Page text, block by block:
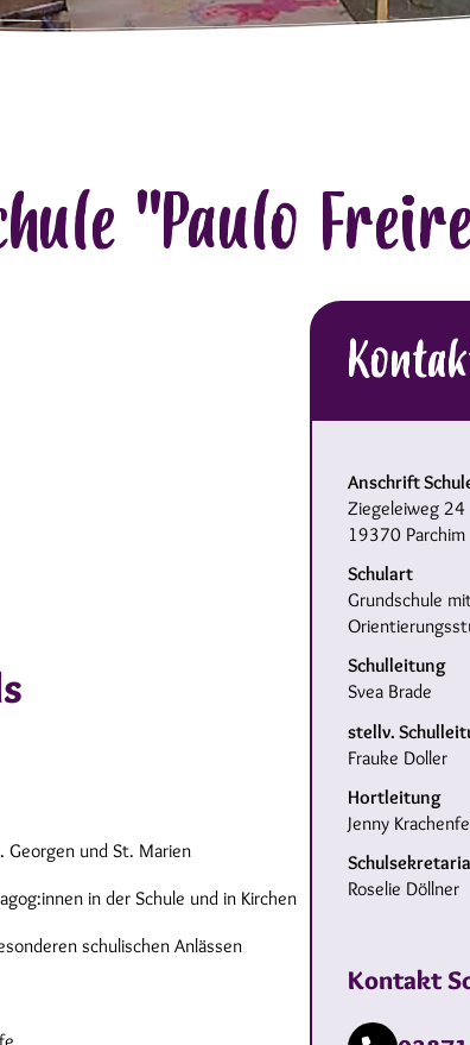
"Paulo
Georgen und St. Marien
in der Schule und in Kirchen
schulischen Anlässen
Anschrift
Ziegeleiweg 24
19370 Parchim
Schulart
Grundschule
Schulleitung
Svea Brade
stellv.
Frauke Doller
Hortleitung
Jenny
Roselie Döllner
Kontakt